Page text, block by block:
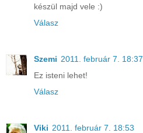
készül majd vele :)
Válasz
Szemi 2011. február 7. 18:37
Ez isteni lehet!
Válasz
Viki 2011. február 7. 18:53